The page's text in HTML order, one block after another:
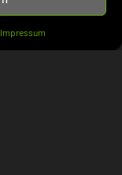
Impressum